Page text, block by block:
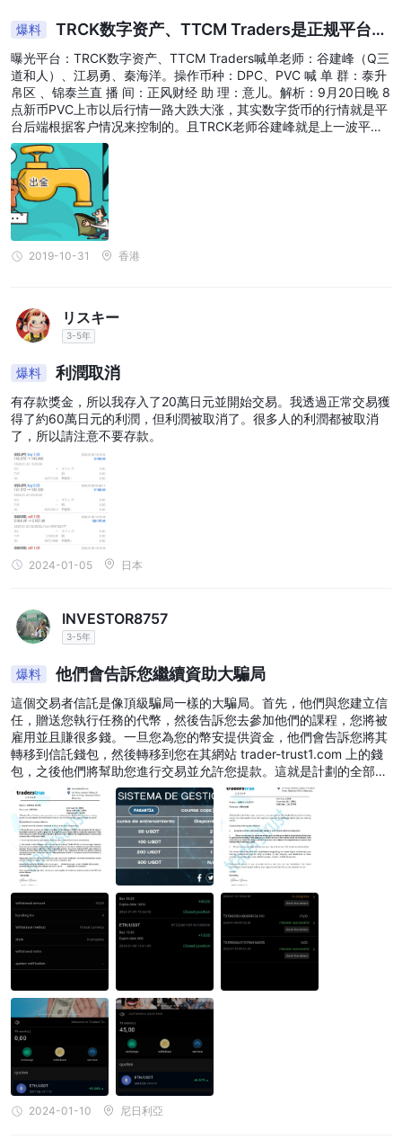
爆料
TRCK数字资产、TTCM Traders是正规平台
吗？不能出金怎么办？损失严重！
​曝光平台：TRCK数字资产、TTCM Traders喊单老师：谷建峰（Q三
道和人）、江易勇、秦海洋。操作币种：DPC、PVC 喊 单 群：泰升
帛区 、锦泰兰直 播 间：正风财经 助 理：意儿。解析：9月20日晚 8
点新币PVC上市以后行情一路大跌大涨，其实数字货币的行情就是平
台后端根据客户情况来控制的。且TRCK老师谷建峰就是上一波平台E
QR带单老师！而且与BCC、ABF、GIT、MT、globbc等官网类似
（不会的百度EQR、BCC等官网）。举例：EQR数字资产新币ACV上
市时间6月22日开盘价3.0元，目前0.0036元；BCC数字资产新币FS
C上市时间7月15日开盘价0.8元，目前0.0135元；ABF数字资产新币
ENC上市时间7月18日开盘价10.0元，目前价格0.0011元。TRCK数
字资产走势如何？不言而喻！目前TRCK平台遇到的问题就是只有卖
币的没有收购币的，可以币币转法币但是钱提 现不出来？赚钱了的出
金一点点就被平台把账号封了的，不计其数。本人原本是在股市一直
是老师的给建议，刚开始给的还蛮准的，后来他是炒股不赚钱然后呢
带我们去做一个数字货币叫TRCK数字资产、TTCM Traders平台，
他说他自己也在这个TRCK数字资产做虚拟货币还蛮赚钱，他还把他
自己的盈利截图发出来了。然后我简直不敢相信他的账户有好多好多
钱，我也是半信半疑，后来他又推荐了一个人到群里，说是帮我们开
户的，然后我就找到了这个帮我开户的人，第一次是入了10万美金，
打新申购DPC，我也是对老师的话深信不疑，现在这个平台现又要我
们申购PVC,我现在亏损了我不想申购，但是平台想方设法的让我入
金， 但是我现在已经意识到了这个骗局
2019-10-31 香港
リスキー
3-5年
爆料 利潤取消
有存款獎金，所以我存入了20萬日元並開始交易。我透過正常交易獲
得了約60萬日元的利潤，但利潤被取消了。很多人的利潤都被取消
了，所以請注意不要存款。
2024-01-05 日本
INVESTOR8757
3-5年
爆料 他們會告訴您繼續資助大騙局
這個交易者信託是像頂級騙局一樣的大騙局。首先，他們與您建立信
任，贈送您執行任務的代幣，然後告訴您去參加他們的課程，您將被
雇用並且賺很多錢。一旦您為您的幣安提供資金，他們會告訴您將其
轉移到信託錢包，然後轉移到您在其網站 trader-trust1.com 上的錢
包，之後他們將幫助您進行交易並允許您提款。這就是計劃的全部。
部分。一旦你摔倒了 4 個。他們會告訴你去另一個課程，即資金越來
越大，然後他們不會允許你退出。他們會告訴你加更多的錢，一旦你
做完一切就都消失了......我是受害者
2024-01-10 尼日利亞